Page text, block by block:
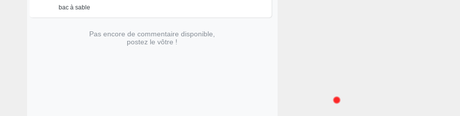
bac à sable
Pas encore de commentaire disponible,
postez le vôtre !